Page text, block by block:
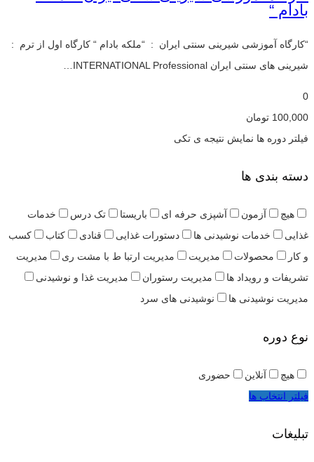
بادام “
“کارگاه آموزشی شیرینی سنتی ایران : “ملکه بادام “ کارگاه اول از ترم :
شیرینی های سنتی ایران INTERNATIONAL Professional…
0
100,000 تومان
فیلتر دوره ها نمایش نتیجه ی تکی
دسته بندی ها
هیچ آزمون آشپزی حرفه ای باریستا تک درس
خدمات
غذایی
خدمات نوشیدنی ها دستورات غذایی قنادی کتاب
کسب
و کار
محصولات مدیریت مدیریت ارتبا ط با مشت ری
مدیریت
تشریفات و رویداد ها
مدیریت رستوران
مدیریت غذا و نوشیدنی
مدیریت نوشیدنی ها
نوشیدنی های سرد
نوع دوره
هیچ آنلاین
حضوری
فیلتر انتخاب ها
تبلیغات